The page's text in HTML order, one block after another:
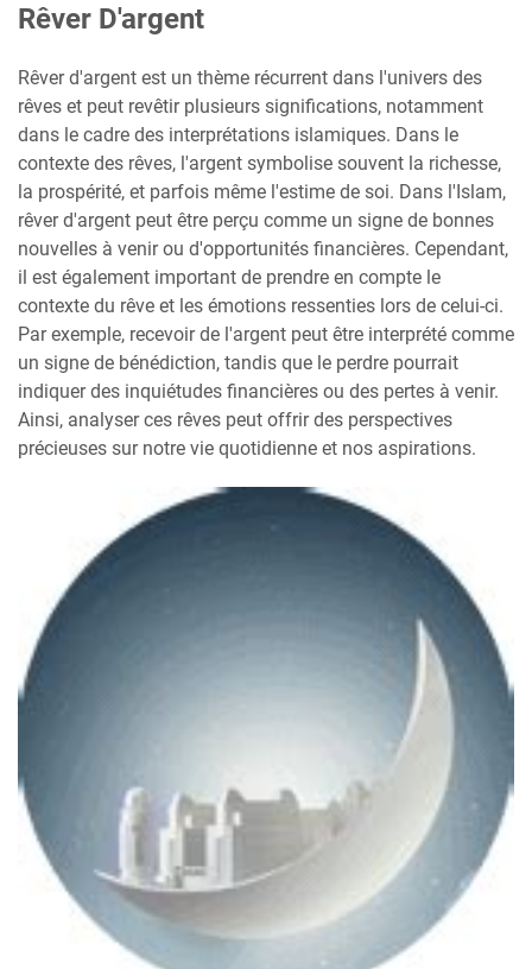
Rêver D'argent
Rêver d'argent est un thème récurrent dans l'univers des
rêves et peut revêtir plusieurs significations, notamment
dans le cadre des interprétations islamiques. Dans le
contexte des rêves, l'argent symbolise souvent la richesse,
la prospérité, et parfois même l'estime de soi. Dans l'Islam,
rêver d'argent peut être perçu comme un signe de bonnes
nouvelles à venir ou d'opportunités financières. Cependant,
il est également important de prendre en compte le
contexte du rêve et les émotions ressenties lors de celui-ci.
Par exemple, recevoir de l'argent peut être interprété comme
un signe de bénédiction, tandis que le perdre pourrait
indiquer des inquiétudes financières ou des pertes à venir.
Ainsi, analyser ces rêves peut offrir des perspectives
précieuses sur notre vie quotidienne et nos aspirations.